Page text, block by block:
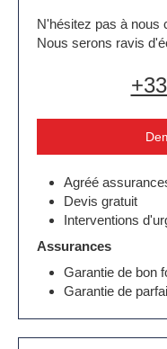
N'hésitez pas à nous
Nous serons ravis
Agréé
Devis gratuit
Interventions
Assurances
Garantie de bon
Garantie de